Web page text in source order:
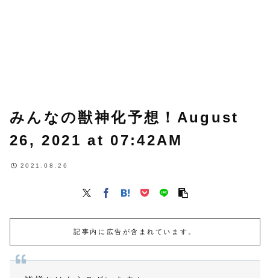
みんなの獣神化予想！August
26, 2021 at 07:42AM
2021.08.26
記事内に広告が含まれています。